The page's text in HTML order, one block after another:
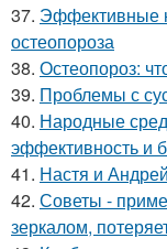
37. Эффективные
остеопороза
38. Остеопороз:
39. Проблемы с
40. Народные
эффективность и
41. Настя и
42. Советы -
зеркалом,